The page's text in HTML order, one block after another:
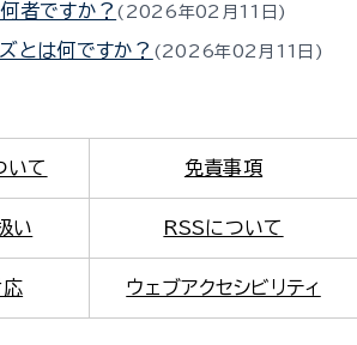
者ですか？ 2026年02月11日
とは何ですか？ 2026年02月11日
いて 免責事項
い RSSについて
応 ウェブアクセシビリティ